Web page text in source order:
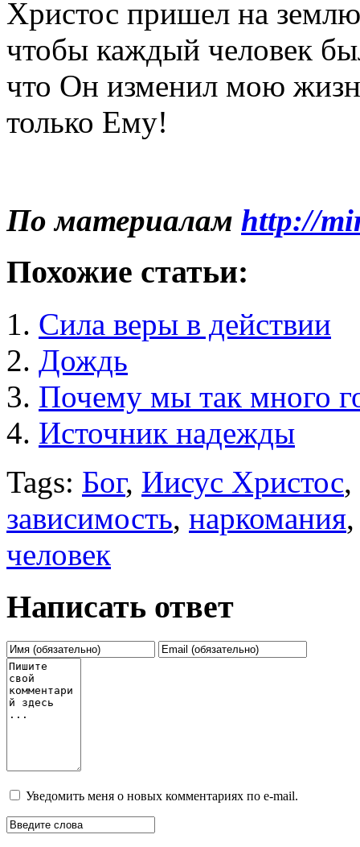
Христос пришел на
чтобы каждый человек
что Он изменил мою
только Ему!
По материалам http://
Похожие статьи:
Сила веры в действии
Дождь
Почему мы так много
Источник надежды
Tags: Бог, Иисус Христос,
зависимость, наркомания
человек
Написать ответ
Уведомить меня о новых комментариях по e-mail.